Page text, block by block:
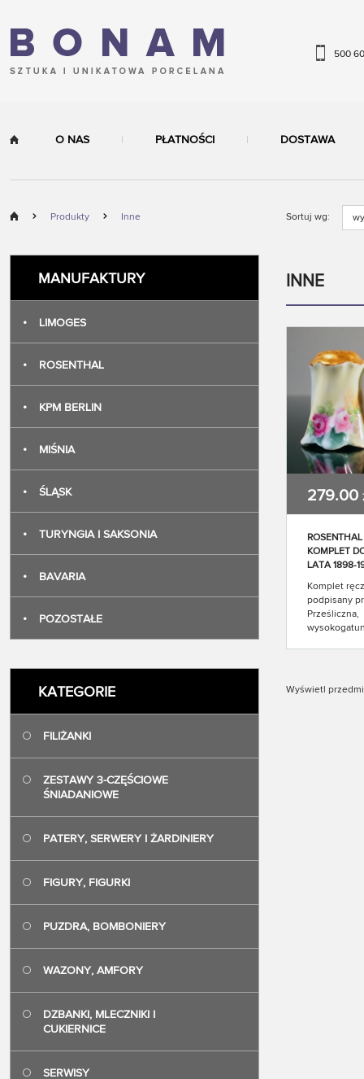
500
O NAS PŁATNOŚCI DOSTAWA
Produkty Inne Sortuj wg:
MANUFAKTURY
• LIMOGES
• ROSENTHAL
• KPM BERLIN
• MIŚNIA
• ŚLĄSK
• TURYNGIA I SAKSONIA
• BAVARIA
• POZOSTAŁE
KATEGORIE
FILIŻANKI
ZESTAWY 3-CZĘŚCIOWE
ŚNIADANIOWE
PATERY, SERWERY I ŻARDINIERY
FIGURY, FIGURKI
PUZDRA, BOMBONIERY
WAZONY, AMFORY
DZBANKI, MLECZNIKI I
CUKIERNICE
SERWISY
INNE
279.00
KOMPLET
LATA 1898-
Komplet
podpisany
Prześliczna,
Wyświetl